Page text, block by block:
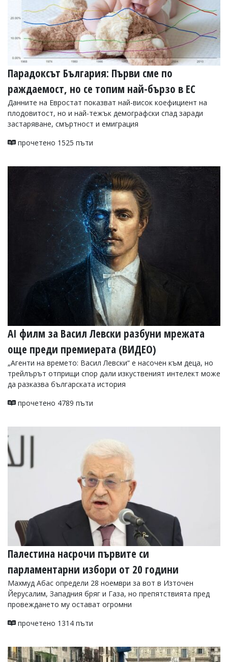
редакцията
носи
отговорност
тях!
Ако
откриете
обиден
за
вас
коментар,
сигнализирайте
Парадоксът България: Първи сме по
раждаемост, но се топим най-бързо в ЕС
Данните на Евростат показват най-висок коефициент на
плодовитост, но и най-тежък демографски спад заради
застаряване, смъртност и емиграция
прочетено 1525 пъти
AI филм за Васил Левски разбуни мрежата
още преди премиерата (ВИДЕО)
„Агенти на времето: Васил Левски“ е насочен към деца, но
трейлърът отприщи спор дали изкуственият интелект може
да разказва българската история
прочетено 4789 пъти
Палестина насрочи първите си
парламентарни избори от 20 години
Махмуд Абас определи 28 ноември за вот в Източен
Йерусалим, Западния бряг и Газа, но препятствията пред
провеждането му остават огромни
прочетено 1314 пъти